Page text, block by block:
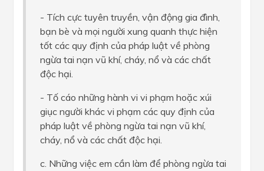
- Tích cực tuyên truyền, vận động gia đình,
bạn bè và mọi người xung quanh thực hiện
tốt các quy định của pháp luật về phòng
ngừa tai nạn vũ khí, cháy, nổ và các chất
độc hại.
- Tố cáo những hành vi vi phạm hoặc xúi
giục người khác vi phạm các quy định của
pháp luật về phòng ngừa tai nạn vũ khí,
cháy, nổ và các chất độc hại.
c. Những việc em cần làm để phòng ngừa tai